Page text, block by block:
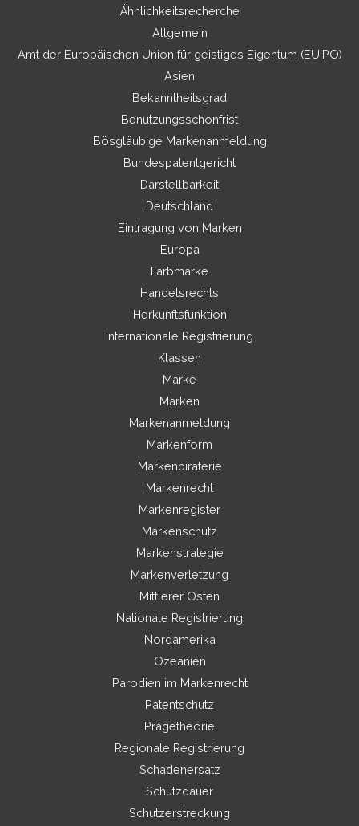
Ähnlichkeitsrecherche
Allgemein
Amt der Europäischen Union für geistiges Eigentum (EUIPO)
Asien
Bekanntheitsgrad
Benutzungsschonfrist
Bösgläubige Markenanmeldung
Bundespatentgericht
Darstellbarkeit
Deutschland
Eintragung von Marken
Europa
Farbmarke
Handelsrechts
Herkunftsfunktion
Internationale Registrierung
Klassen
Marke
Marken
Markenanmeldung
Markenform
Markenpiraterie
Markenrecht
Markenregister
Markenschutz
Markenstrategie
Markenverletzung
Mittlerer Osten
Nationale Registrierung
Nordamerika
Ozeanien
Parodien im Markenrecht
Patentschutz
Prägetheorie
Regionale Registrierung
Schadenersatz
Schutzdauer
Schutzerstreckung